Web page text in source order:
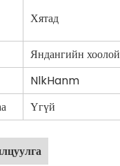
Хятад
Яндангийн хоолой
NlkHanm
Үгүй